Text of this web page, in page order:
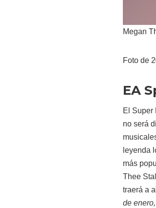
Megan
Foto de
EA
El Super
no será
leyenda
más
Thee
traerá a
de